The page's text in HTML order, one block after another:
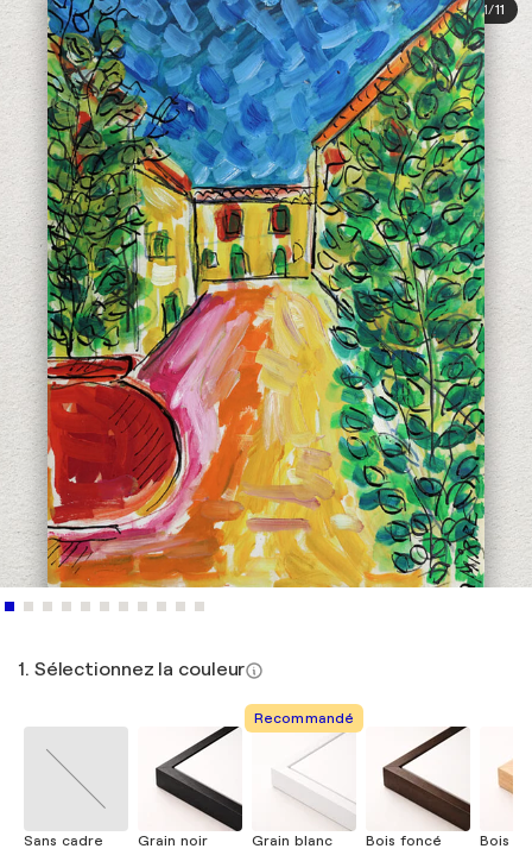
1/11
1. Sélectionnez la couleur
Sans cadre
Grain noir
Recommandé
Grain blanc
Bois foncé
Bois